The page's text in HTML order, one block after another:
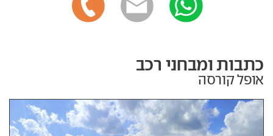
כתבות ומבחני רכב
אופל קורסה